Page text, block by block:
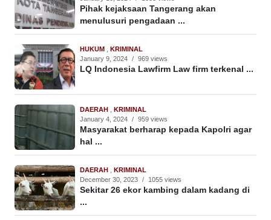
Pihak kejaksaan Tangerang akan
menulusuri pengadaan ...
HUKUM , KRIMINAL
January 9, 2024 / 969 views
LQ Indonesia Lawfirm Law firm terkenal ...
DAERAH , KRIMINAL
January 4, 2024 / 959 views
Masyarakat berharap kepada Kapolri agar
hal ...
DAERAH , KRIMINAL
December 30, 2023 / 1055 views
Sekitar 26 ekor kambing dalam kadang di
...